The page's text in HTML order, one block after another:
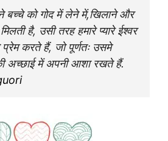
बच्चे को गोद में लेने में,खिलाने और
है, उसी तरह हमारे प्यारे ईश्वर
करते हैं, जो पूर्णतः उसमे
अच्छाई में अपनी आशा रखते हैं.